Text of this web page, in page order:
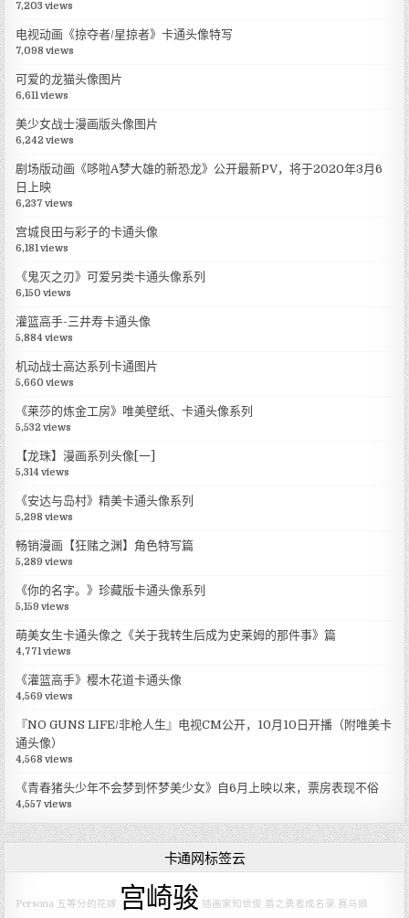
7,203 views
电视动画《掠夺者/星掠者》卡通头像特写
7,098 views
可爱的龙猫头像图片
6,611 views
美少女战士漫画版头像图片
6,242 views
剧场版动画《哆啦A梦大雄的新恐龙》公开最新PV，将于2020年3月6
日上映
6,237 views
宫城良田与彩子的卡通头像
6,181 views
《鬼灭之刃》可爱另类卡通头像系列
6,150 views
灌篮高手-三井寿卡通头像
5,884 views
机动战士高达系列卡通图片
5,660 views
《莱莎的炼金工房》唯美壁纸、卡通头像系列
5,532 views
【龙珠】漫画系列头像[一]
5,314 views
《安达与岛村》精美卡通头像系列
5,298 views
畅销漫画【狂赌之渊】角色特写篇
5,289 views
《你的名字。》珍藏版卡通头像系列
5,159 views
萌美女生卡通头像之《关于我转生后成为史莱姆的那件事》篇
4,771 views
《灌篮高手》樱木花道卡通头像
4,569 views
『NO GUNS LIFE/非枪人生』电视CM公开，10月10日开播（附唯美卡
通头像）
4,568 views
《青春猪头少年不会梦到怀梦美少女》自6月上映以来，票房表现不俗
4,557 views
卡通网标签云
Persona 五等分的花嫁 宫崎骏 插画家知世俊 盾之勇者成名录 赛马娘